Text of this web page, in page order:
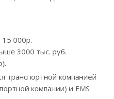
15 000р.
3000 тыс. руб.
транспортной компанией
компании) и EMS